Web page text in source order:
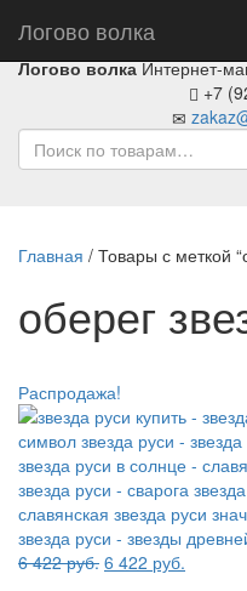
Логово волка
Логово волка Интернет-
+7
Главная / Товары с меткой
оберег
Распродажа!
6 422руб. Первоначальная
6 422 руб.